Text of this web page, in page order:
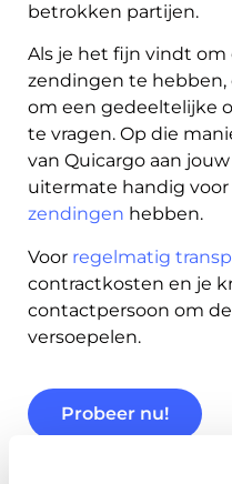
betrokken partijen.
Als je het fijn vindt om
zendingen te hebben,
om een gedeeltelijke
te vragen. Op die
van Quicargo aan
uitermate handig voor
zendingen hebben.
Voor regelmatig
contractkosten en je
contactpersoon om
versoepelen.
Probeer nu!